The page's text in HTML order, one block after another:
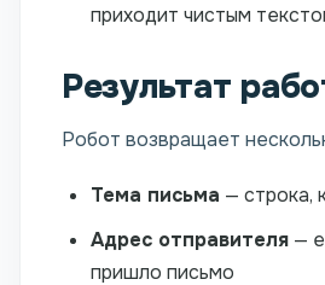
приходит чистым
Результат
Робот возвращает
Тема письма — строка,
Адрес отправителя —
пришло письмо